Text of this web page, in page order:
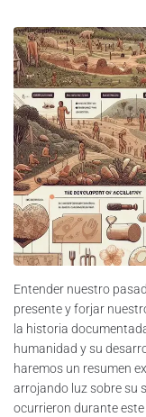
Entender nuestro
presente y forjar
la historia
humanidad y su
haremos un resumen
arrojando luz sobre su
ocurrieron durante este